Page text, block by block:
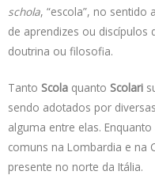
schola, “escola”, no
de aprendizes ou
doutrina ou filosofia.
Tanto Scola quanto Scolari
sendo adotados por
alguma entre elas.
comuns na Lombardia e na
presente no norte da Itália.